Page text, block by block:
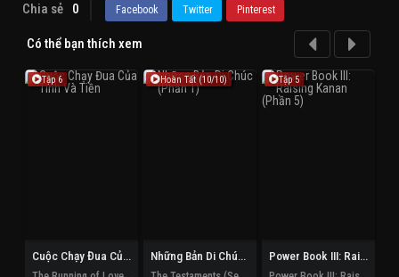
Chia sẻ 0 Facebook Twitter Pinterest
Có thể bạn thích xem
Tập 6
Cuộc Chạy Đua Của Tình Và Tiền
Hoàn Tất (10/10)
Những Bản Di Chúc (Phần 1)
Tập 5
Power Book III: Raising Kanan (Phần 5)